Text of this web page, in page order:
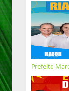
Prefeito